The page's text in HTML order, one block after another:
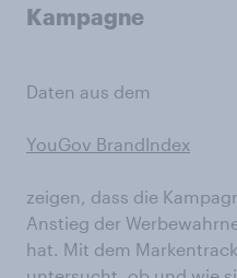
Kampagne
Daten aus dem
YouGov BrandIndex
zeigen, dass die
Anstieg der
hat. Mit dem